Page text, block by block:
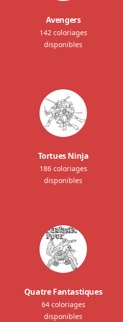
Avengers
142 coloriages
disponibles
Tortues Ninja
186 coloriages
disponibles
Quatre Fantastiques
64 coloriages
disponibles